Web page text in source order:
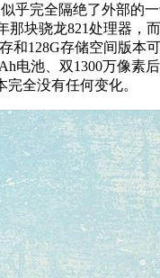
乎完全隔绝了外部的
那块骁龙821处理器，
和128G存储空间版本
电池、双1300万像素
完全没有任何变化。